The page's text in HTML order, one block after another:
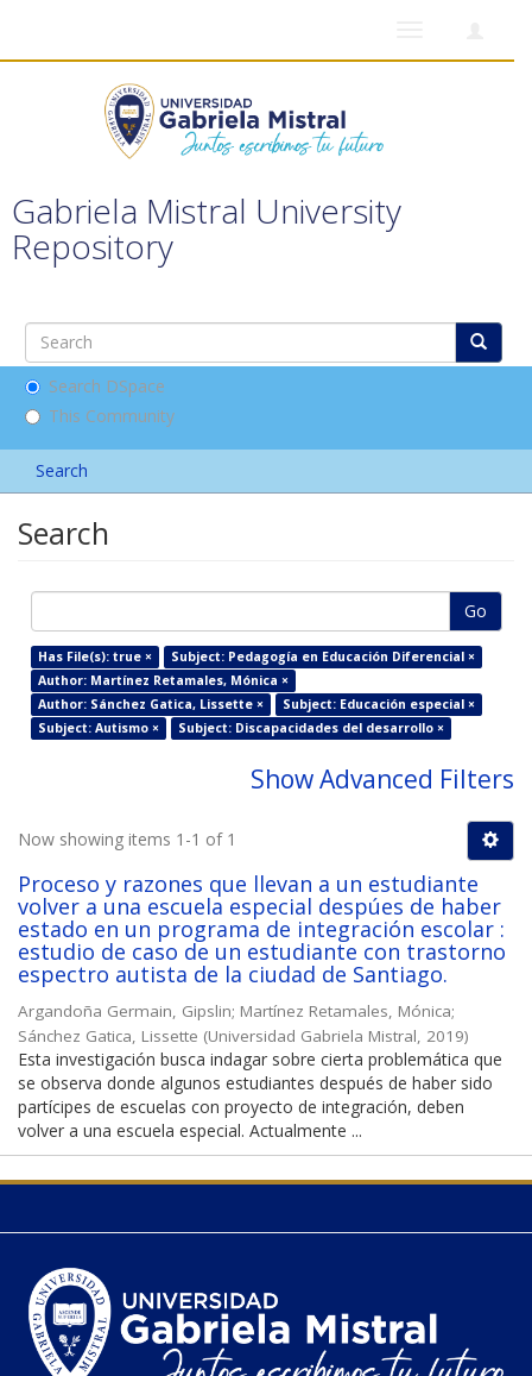
Gabriela Mistral University
Repository
Search DSpace
This Community
Search
Search
Go
Has File(s): true ×
Subject: Pedagogía en Educación Diferencial ×
Author: Martínez Retamales, Mónica ×
Author: Sánchez Gatica, Lissette ×
Subject: Educación especial ×
Subject: Autismo ×
Subject: Discapacidades del desarrollo ×
Show Advanced Filters
Now showing items 1-1 of 1
Proceso y razones que llevan a un estudiante
volver a una escuela especial despúes de haber
estado en un programa de integración escolar :
estudio de caso de un estudiante con trastorno
espectro autista de la ciudad de Santiago.
Argandoña Germain, Gipslin; Martínez Retamales, Mónica;
Sánchez Gatica, Lissette (Universidad Gabriela Mistral, 2019)
Esta investigación busca indagar sobre cierta problemática que
se observa donde algunos estudiantes después de haber sido
partícipes de escuelas con proyecto de integración, deben
volver a una escuela especial. Actualmente ...